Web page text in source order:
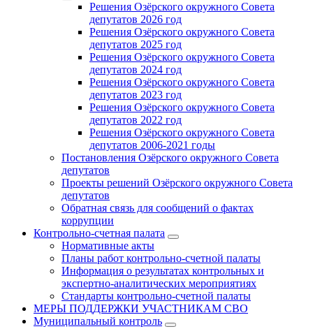
Решения Озёрского окружного Совета
депутатов 2026 год
Решения Озёрского окружного Совета
депутатов 2025 год
Решения Озёрского окружного Совета
депутатов 2024 год
Решения Озёрского окружного Совета
депутатов 2023 год
Решения Озёрского окружного Совета
депутатов 2022 год
Решения Озёрского окружного Совета
депутатов 2006-2021 годы
Постановления Озёрского окружного Совета
депутатов
Проекты решений Озёрского окружного Совета
депутатов
Обратная связь для сообщений о фактах
коррупции
Контрольно-счетная палата
Нормативные акты
Планы работ контрольно-счетной палаты
Информация о результатах контрольных и
экспертно-аналитических мероприятиях
Стандарты контрольно-счетной палаты
МЕРЫ ПОДДЕРЖКИ УЧАСТНИКАМ СВО
Муниципальный контроль